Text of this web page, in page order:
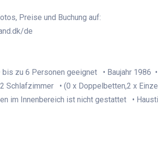
Preise und Buchung auf:
de
zu 6 Personen geeignet • Baujahr 1986
Schlafzimmer • (0 x Doppelbetten,2 x
im Innenbereich ist nicht gestattet •
Ferienhaus für 26
390 m2 mit 9
- Westjütland nah